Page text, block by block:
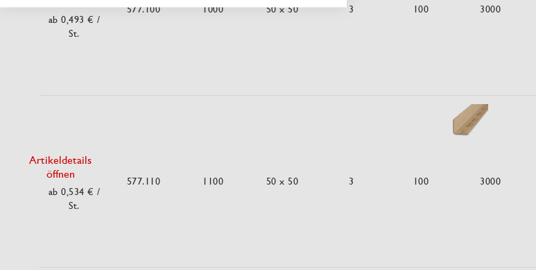
ab 0,493 € /
St.
577.100 1000 50 x 50 3 100 3000
Artikeldetails
öffnen
ab 0,534 € /
St.
577.110 1100 50 x 50 3 100 3000